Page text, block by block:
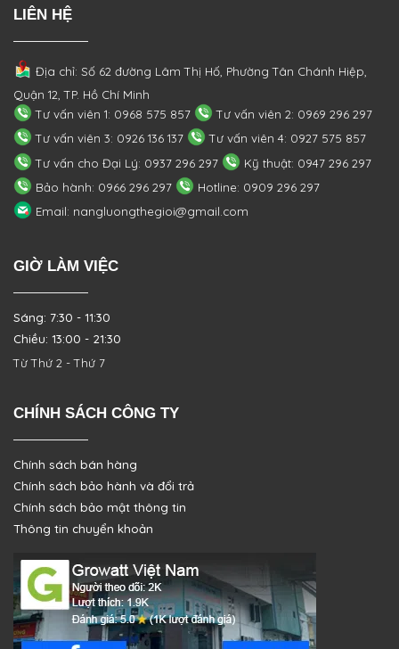
LIÊN HỆ
Địa chỉ: Số 62 đường Lâm Thị Hố, PhườngTân Chánh Hiệp,
Quận 12, TP. Hồ Chí Minh
Tư vấn viên 1: 0968 575 857
Tư vấn viên 2: 0969 296 297
Tư vấn viên 3: 0926 136 137
Tư vấn viên 4: 0927 575 857
Tư vấn cho Đại Lý: 0937 296 297
Kỹ thuật: 0947 296 297
Bảo hành: 0966 296 297
Hotline: 0909 296 297
Email: nangluongthegioi@gmail.com
GIỜ LÀM VIỆC
Sáng: 7:30 - 11:30
Chiều: 13:00 - 21:30
Từ Thứ 2 - Thứ 7
CHÍNH SÁCH CÔNG TY
Chính sách bán hàng
Chính sách bảo hành và đổi trả
Chính sách bảo mật thông tin
Thông tin chuyển khoản